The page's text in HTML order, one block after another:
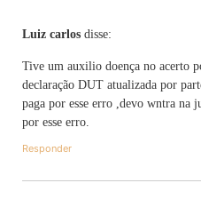
Luiz carlos disse:
Tive um auxilio doença no acerto
declaração DUT atualizada por
paga por esse erro ,devo wntra na
por esse erro.
Responder